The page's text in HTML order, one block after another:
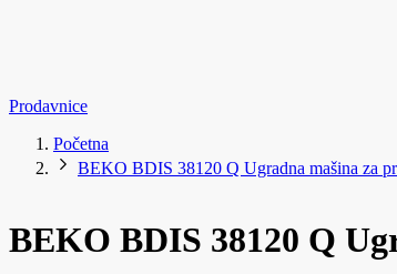
Prodavnice
Početna
BEKO BDIS 38120 Q Ugradna mašina za
BEKO BDIS 38120 Q